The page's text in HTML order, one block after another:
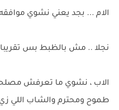
الام ... بجد يعني نشوي
نجلا .. مش بالظبط بس تقريبا
الاب ، نشوي ما تعرفش مصلحته
طموح ومحترم والشاب اللي